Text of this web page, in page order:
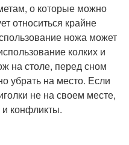
о которые можно
относиться крайне
ножа может
колких и
на столе, перед сном
убрать на место. Если
не на своем месте,
конфликты.